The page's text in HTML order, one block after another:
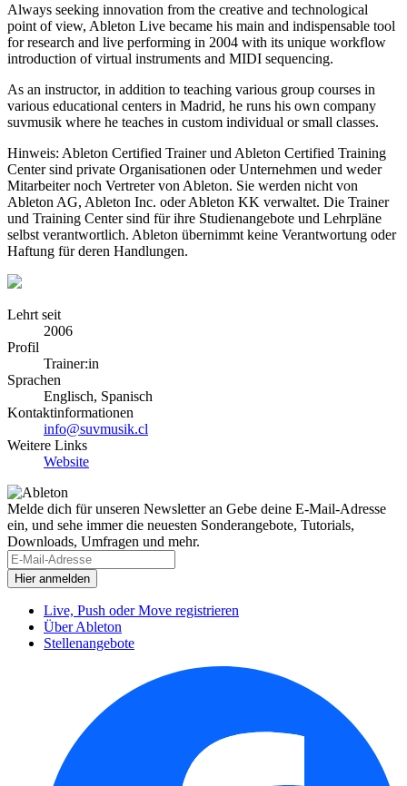
Always seeking innovation from the creative and technological
point of view, Ableton Live became his main and indispensable tool
for research and live performing in 2004 with its unique workflow
introduction of virtual instruments and MIDI sequencing.
As an instructor, in addition to teaching various group courses in
various educational centers in Madrid, he runs his own company
suvmusik where he teaches in custom individual or small classes.
Hinweis: Ableton Certified Trainer und Ableton Certified Training
Center sind private Organisationen oder Unternehmen und weder
Mitarbeiter noch Vertreter von Ableton. Sie werden nicht von
Ableton AG, Ableton Inc. oder Ableton KK verwaltet. Die Trainer
und Training Center sind für ihre Studienangebote und Lehrpläne
selbst verantwortlich. Ableton übernimmt keine Verantwortung oder
Haftung für deren Handlungen.
Lehrt seit
2006
Profil
Trainer:in
Sprachen
Englisch, Spanisch
Kontaktinformationen
info@suvmusik.cl
Weitere Links
Website
Melde dich für unseren Newsletter an Gebe deine E-Mail-Adresse
ein, und sehe immer die neuesten Sonderangebote, Tutorials,
Downloads, Umfragen und mehr.
Live, Push oder Move registrieren
Über Ableton
Stellenangebote